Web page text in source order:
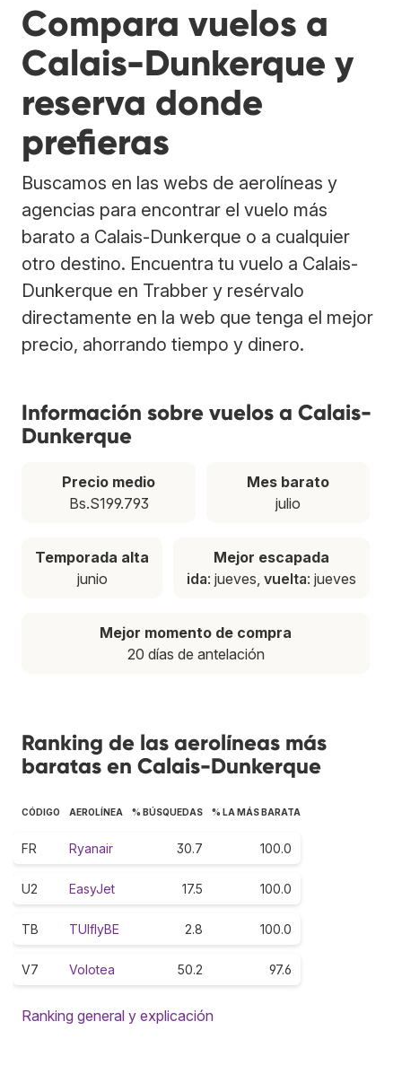
Compara vuelos a
Calais-Dunkerque y
reserva donde
prefieras
Buscamos en las webs de aerolíneas y
agencias para encontrar el vuelo más
barato a Calais-Dunkerque o a cualquier
otro destino. Encuentra tu vuelo a Calais-
Dunkerque en Trabber y resérvalo
directamente en la web que tenga el mejor
precio, ahorrando tiempo y dinero.
Información sobre vuelos a Calais-
Dunkerque
Precio medio
Bs.S199.793
Mes barato
julio
Temporada alta
junio
Mejor escapada
ida: jueves, vuelta: jueves
Mejor momento de compra
20 días de antelación
Ranking de las aerolíneas más
baratas en Calais-Dunkerque
CÓDIGO AEROLÍNEA % BÚSQUEDAS % LA MÁS BARATA
FR Ryanair 30.7 100.0
U2 EasyJet 17.5 100.0
TB TUIflyBE 2.8 100.0
V7 Volotea 50.2 97.6
Ranking general y explicación